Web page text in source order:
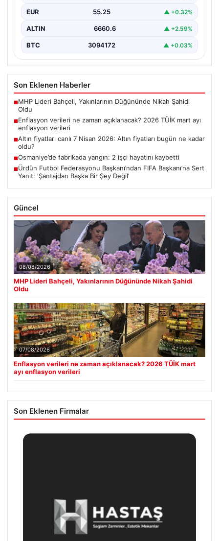
EUR 55.25 ▲ +0.32%
ALTIN 6660.6 ▲ +2.59%
BTC 3094172 ▲ +0.03%
Son Eklenen Haberler
■MHP Lideri Bahçeli, Yakınlarının Düğününde Nikah Şahidi
Oldu
■Enflasyon verileri ne zaman açıklanacak? 2026 TÜİK mart ayı
enflasyon verileri
■Altın fiyatları canlı 7 Nisan 2026: Altın fiyatları bugün ne kadar
oldu?
■Osmaniye’de fabrikada yangın: 2 işçi hayatını kaybetti
■Ürdün Futbol Federasyonu Başkanı’ndan FIFA Başkanı’na Sert
Yanıt: ‘Şantajdan Başka Bir Şey Değil’
Güncel
08/08/2026
MHP Lideri Bahçeli, Yakınlarının Düğününde Nikah Şahidi
Oldu
07/08/2026
Enflasyon verileri ne zaman açıklanacak? 2026 TÜİK mart
ayı enflasyon verileri
Son Eklenen Firmalar